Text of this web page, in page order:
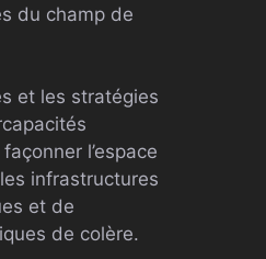
du champ de
et les stratégies
l’espace
infrastructures
et de
de colère.